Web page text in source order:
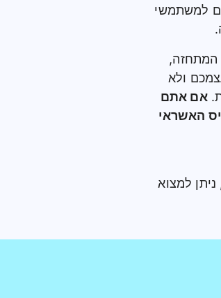
למשתמשי
המתחזה,
ולא
אם אתם
האשראי
למצוא